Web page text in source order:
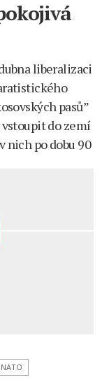
liberalizaci
pasů”
vstoupit do zemí
nich po dobu 90
NATO